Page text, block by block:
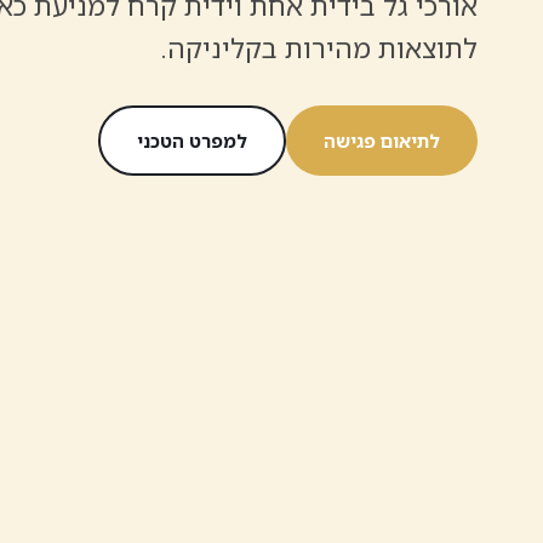
לתוצאות מהירות בקליניקה.
לתיאום פגישה למפרט הטכני